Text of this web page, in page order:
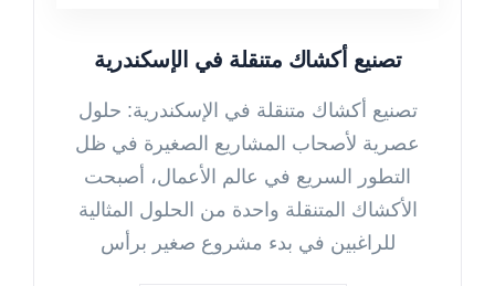
تصنيع أكشاك متنقلة في الإسكندرية
تصنيع أكشاك متنقلة في الإسكندرية: حلول
عصرية لأصحاب المشاريع الصغيرة في ظل
التطور السريع في عالم الأعمال، أصبحت
الأكشاك المتنقلة واحدة من الحلول المثالية
للراغبين في بدء مشروع صغير برأس